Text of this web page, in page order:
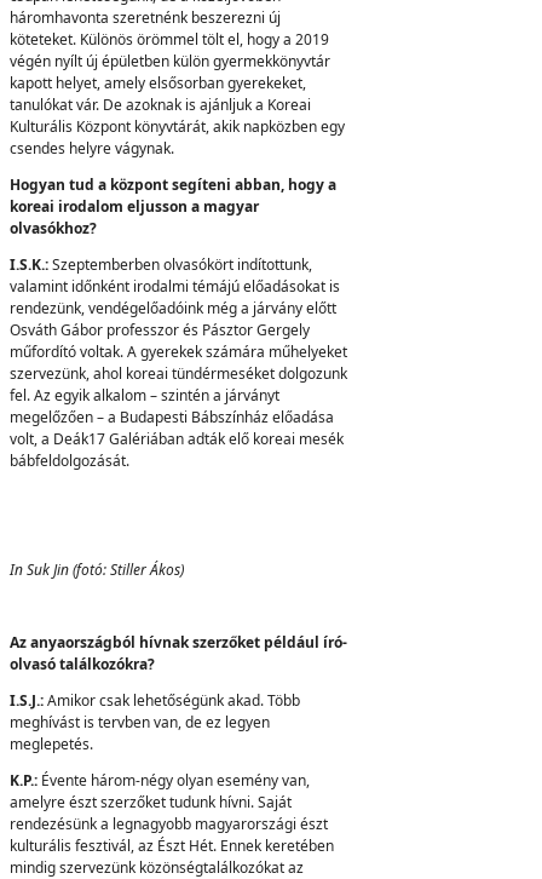
háromhavonta szeretnénk beszerezni új
köteteket. Különös örömmel tölt el, hogy a 2019
végén nyílt új épületben külön gyermekkönyvtár
kapott helyet, amely elsősorban gyerekeket,
tanulókat vár. De azoknak is ajánljuk a Koreai
Kulturális Központ könyvtárát, akik napközben egy
csendes helyre vágynak.
Hogyan tud a központ segíteni abban, hogy a
koreai irodalom eljusson a magyar
olvasókhoz?
I.S.K.:Szeptemberben olvasókört indítottunk,
valamint időnként irodalmi témájú előadásokat is
rendezünk, vendégelőadóink még a járvány előtt
Osváth Gábor professzor és Pásztor Gergely
műfordító voltak. A gyerekek számára műhelyeket
szervezünk, ahol koreai tündérmeséket dolgozunk
fel. Az egyik alkalom – szintén a járványt
megelőzően – a Budapesti Bábszínház előadása
volt, a Deák17 Galériában adták elő koreai mesék
bábfeldolgozását.
In Suk Jin (fotó: Stiller Ákos)
Az anyaországból hívnak szerzőket például író-
olvasó találkozókra?
I.S.J.:Amikor csak lehetőségünk akad. Több
meghívást is tervben van, de ez legyen
meglepetés.
K.P.: Évente három-négy olyan esemény van,
amelyre észt szerzőket tudunk hívni. Saját
rendezésünk a legnagyobb magyarországi észt
kulturális fesztivál, az Észt Hét. Ennek keretében
mindig szervezünk közönségtalálkozókat az